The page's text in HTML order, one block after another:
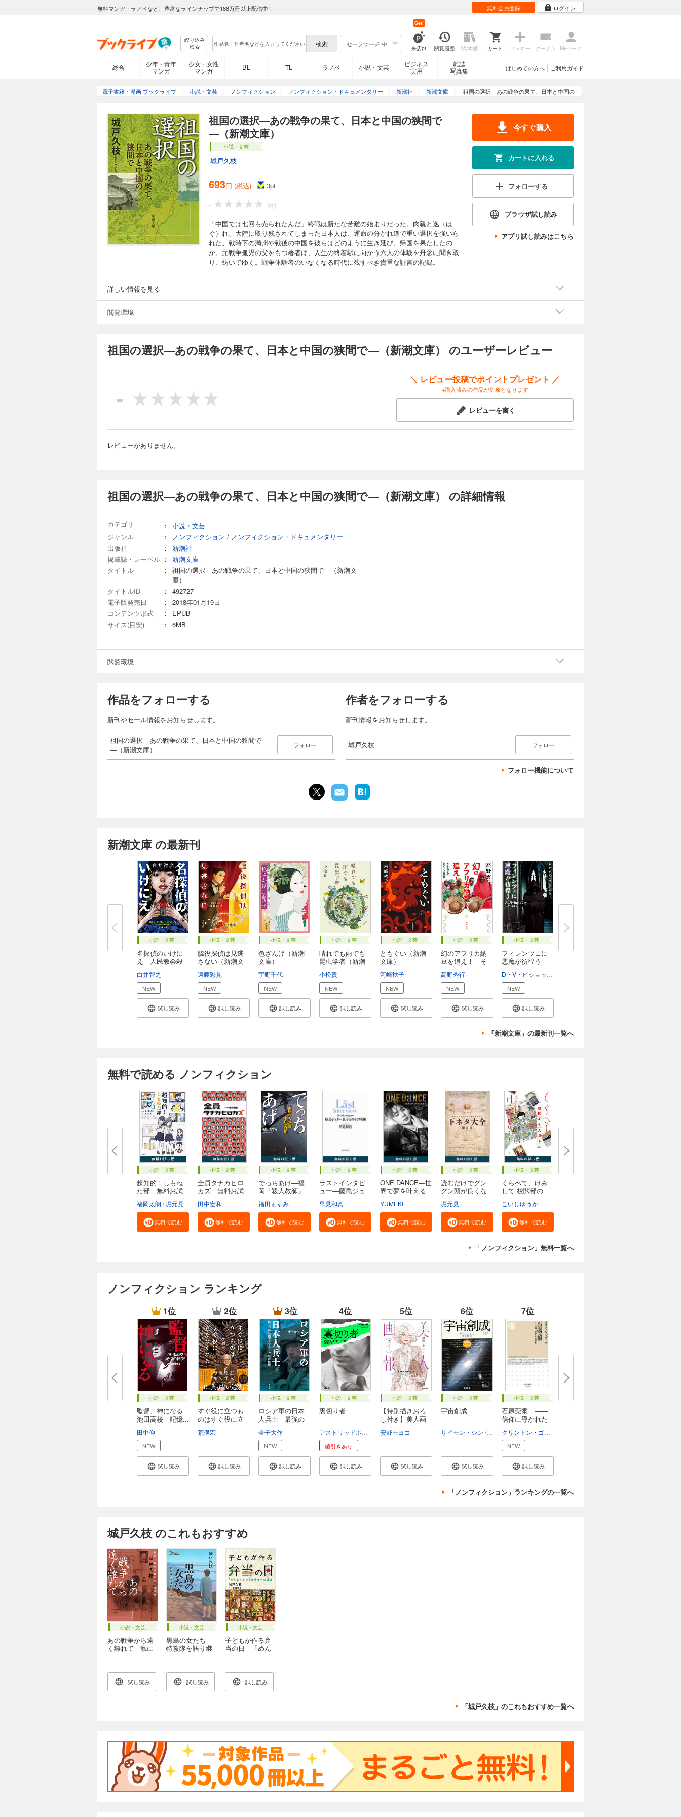
無料マンガ・ラノベなど、豊富なラインナップで188万冊以上配信中！ 無料会員登録 ログイン
絞り込み
検索
セーフサーチ 中
来店pt
Get!
閲覧履歴 My本棚 カート フォロー クーポン Myページ
総合
少年・青年
マンガ
少女・女性
マンガ
BL TL ラノベ 小説・文芸
ビジネス
実用
雑誌
写真集
ご利用ガイド
はじめての方へ
電子書籍・漫画 ブックライブ 小説・文芸 ノンフィクション ノンフィクション・ドキュメンタリー 新潮社 新潮文庫
祖国の選択―あの戦争の果て、日本と中国の
祖国の選択―あの戦争の果て、日本と中国の狭間で
―（新潮文庫）
小説・文芸
城戸久枝
693円 (税込) 3pt
-
0件
「中国では七回も売られたんだ」終戦は新たな苦難の始まりだった。肉親と逸（は
ぐ）れ、大陸に取り残されてしまった日本人は、運命の分かれ道で重い選択を強いら
れた。戦時下の満州や戦後の中国を彼らはどのように生き延び、帰国を果たしたの
か。元戦争孤児の父をもつ著者は、人生の終着駅に向かう六人の体験を丹念に聞き取
り、紡いでゆく。戦争体験者のいなくなる時代に残すべき貴重な証言の記録。
今すぐ購入
カートに入れる
フォローする
ブラウザ試し読み
アプリ試し読みはこちら
詳しい情報を見る
閲覧環境
祖国の選択―あの戦争の果て、日本と中国の狭間で―（新潮文庫） のユーザーレビュー
-
＼ レビュー投稿でポイントプレゼント ／
※購入済みの作品が対象となります
レビューを書く
レビューがありません。
祖国の選択―あの戦争の果て、日本と中国の狭間で―（新潮文庫） の詳細情報
カテゴリ ：
小説・文芸
ジャンル
： ノンフィクション / ノンフィクション・ドキュメンタリー
出版社
：
新潮社
掲載誌・レーベル ：
新潮文庫
タイトル
：
祖国の選択―あの戦争の果て、日本と中国の狭間で―（新潮文
庫）
タイトルID
：
492727
電子版発売日
：
2018年01月19日
コンテンツ形式
：
EPUB
サイズ(目安)
： 6MB
閲覧環境
作品をフォローする
新刊やセール情報をお知らせします。
祖国の選択―あの戦争の果て、日本と中国の狭間で
―（新潮文庫）
フォロー
作者をフォローする
新刊情報をお知らせします。
城戸久枝 フォロー
フォロー機能について
新潮文庫 の最新刊
小説・文芸
名探偵のいけに
え―人民教会殺
白井智之
NEW
試し読み
小説・文芸
脇役探偵は見逃
さない（新潮文
遠藤彩見
NEW
試し読み
小説・文芸
色ざんげ（新潮
文庫）
宇野千代
NEW
試し読み
小説・文芸
晴れでも雨でも
昆虫学者（新潮
小松貴
NEW
試し読み
小説・文芸
ともぐい（新潮
文庫）
河崎秋子
NEW
試し読み
小説・文芸
幻のアフリカ納
豆を追え！―そ
高野秀行
NEW
試し読み
小説・文芸
フィレンツェに
悪魔が彷徨う
NEW
試し読み
「新潮文庫」の最新刊一覧へ
無料で読める ノンフィクション
小説・文芸
超知的！しもね
た部 無料お試
福岡太朗 堀元見
無料で読む
小説・文芸
全員タナカヒロ
カズ 無料お試
田中宏和
無料で読む
小説・文芸
でっちあげ―福
岡「殺人教師」
福田ますみ
無料で読む
小説・文芸
ラストインタビ
ュー―藤島ジュ
早見和真
無料で読む
小説・文芸
ONE DANCE―世
界で夢を叶える
YUMEKI
無料で読む
小説・文芸
読むだけでグン
グン頭が良くな
堀元見
無料で読む
小説・文芸
くらべて、けみ
して 校閲部の
こいしゆうか
無料で読む
「ノンフィクション」無料一覧へ
ノンフィクション ランキング
1位
小説・文芸
監督、神になる
池田高校 記憶...
田中仰
NEW
試し読み
2位
小説・文芸
すぐ役に立つも
のはすぐ役に立
荒俣宏
試し読み
3位
小説・文芸
ロシア軍の日本
人兵士 最強の
金子大作
NEW
試し読み
4位
小説・文芸
裏切り者
小松佳代子
値引きあり
試し読み
5位
小説・文芸
【特別描きおろ
し付き】美人画
安野モヨコ
試し読み
6位
小説・文芸
宇宙創成
サイモン・シン 青木薫
試し読み
7位
小説・文芸
石原莞爾 ――
信仰に導かれた
NEW
試し読み
「ノンフィクション」ランキングの一覧へ
城戸久枝 のこれもおすすめ
小説・文芸
あの戦争から遠
く離れて 私に
試し読み
小説・文芸
黒島の女たち
特攻隊を語り継
試し読み
小説・文芸
子どもが作る弁
当の日 「めん
試し読み
「城戸久枝」のこれもおすすめ一覧へ